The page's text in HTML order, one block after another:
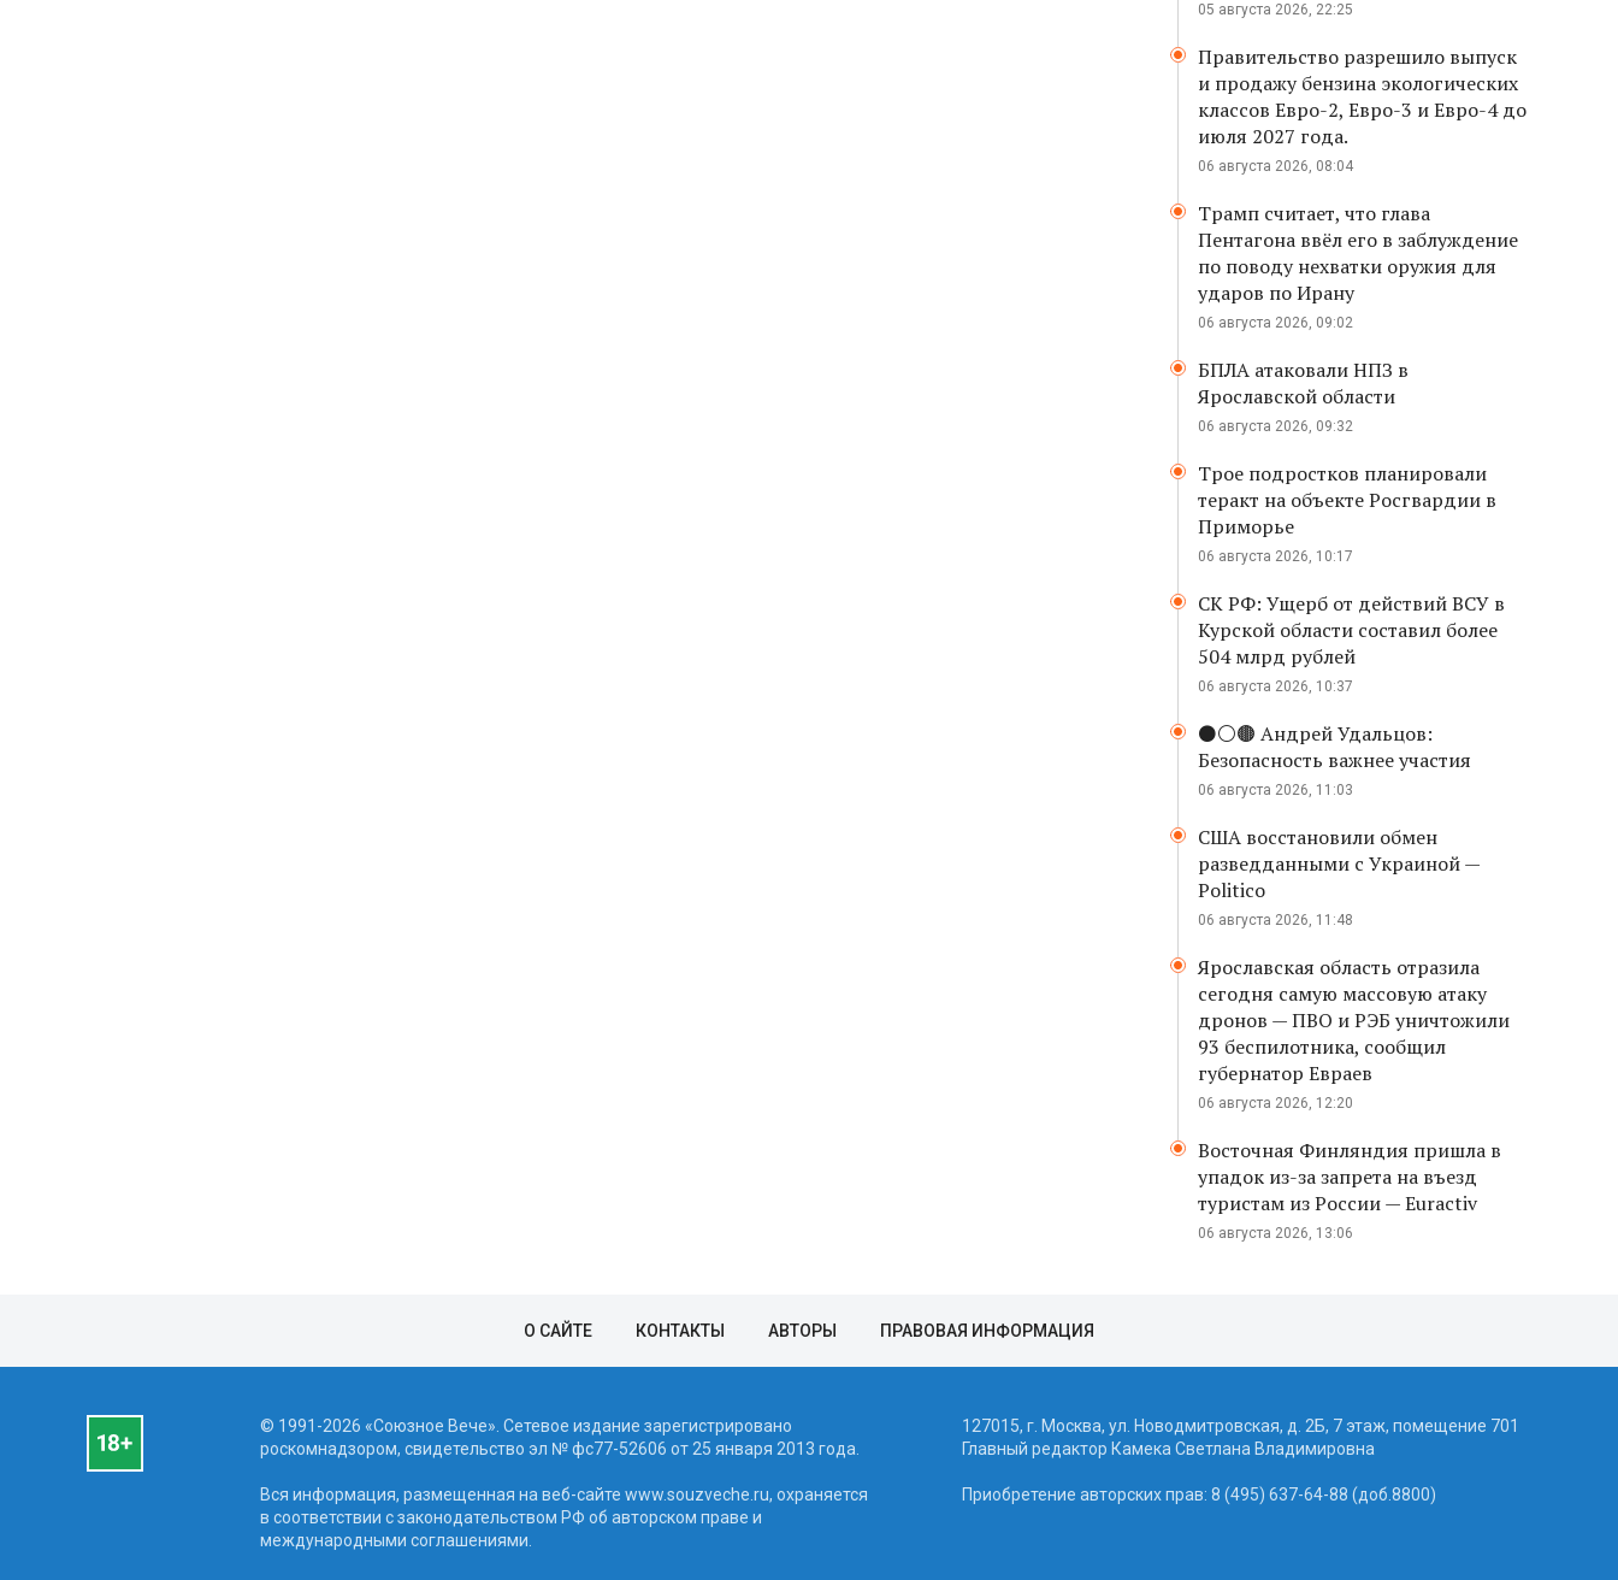
05 августа 2026, 22:25
Правительство разрешило выпуск
и продажу бензина экологических
классов Евро-2, Евро-3 и Евро-4 до
июля 2027 года.
06 августа 2026, 08:04
Трамп считает, что глава
Пентагона ввёл его в заблуждение
по поводу нехватки оружия для
ударов по Ирану
06 августа 2026, 09:02
БПЛА атаковали НПЗ в
Ярославской области
06 августа 2026, 09:32
Трое подростков планировали
теракт на объекте Росгвардии в
Приморье
06 августа 2026, 10:17
СК РФ: Ущерб от действий ВСУ в
Курской области составил более
504 млрд рублей
06 августа 2026, 10:37
⚫️⚪️🟤 Андрей Удальцов:
Безопасность важнее участия
06 августа 2026, 11:03
США восстановили обмен
разведданными с Украиной —
Politico
06 августа 2026, 11:48
Ярославская область отразила
сегодня самую массовую атаку
дронов — ПВО и РЭБ уничтожили
93 беспилотника, сообщил
губернатор Евраев
06 августа 2026, 12:20
Восточная Финляндия пришла в
упадок из-за запрета на въезд
туристам из России — Euractiv
06 августа 2026, 13:06
О САЙТЕ КОНТАКТЫ АВТОРЫ ПРАВОВАЯ ИНФОРМАЦИЯ
© 1991-2026 «Союзное Вече». Сетевое издание зарегистрировано
роскомнадзором, свидетельство эл № фc77-52606 от 25 января 2013 года.
Вся информация, размещенная на веб-сайте www.souzveche.ru, охраняется
в соответствии с законодательством РФ об авторском праве и
международными соглашениями.
127015, г. Москва, ул. Новодмитровская, д. 2Б, 7 этаж, помещение 701
Главный редактор Камека Светлана Владимировна
Приобретение авторских прав: 8 (495) 637-64-88 (доб.8800)